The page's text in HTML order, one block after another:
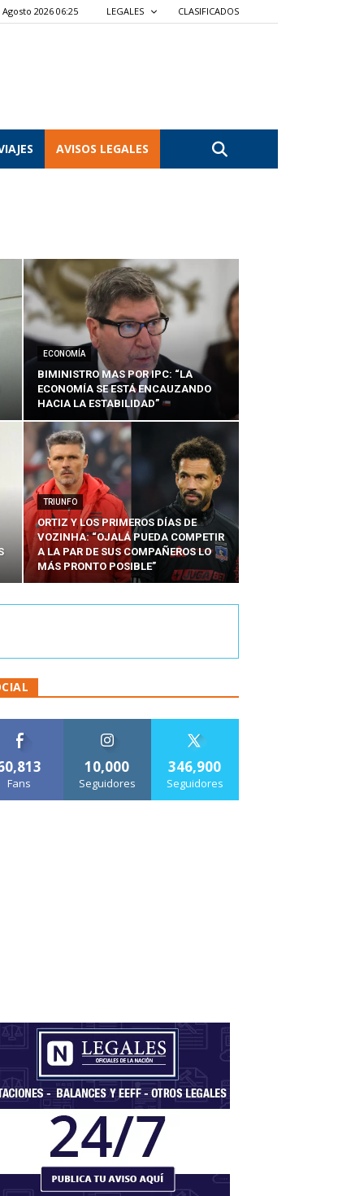
Agosto 2026 06:25 LEGALES CLASIFICADOS
AVISOS LEGALES
ECONOMÍA
BIMINISTRO MAS POR IPC: “LA
ECONOMÍA SE ESTÁ ENCAUZANDO
HACIA LA ESTABILIDAD”
TRIUNFO
ORTIZ Y LOS PRIMEROS DÍAS DE
VOZINHA: “OJALÁ PUEDA COMPETIR
A LA PAR DE SUS COMPAÑEROS LO
MÁS PRONTO POSIBLE”
Fans
10,000
Seguidores
346,900
Seguidores